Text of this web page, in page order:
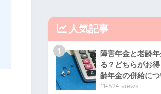
人気記事
1
障害年金と老齢
る？どちらがお
齢年金の併給につ
114524 views